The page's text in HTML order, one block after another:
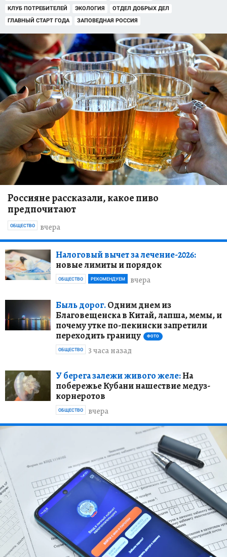
КЛУБ ПОТРЕБИТЕЛЕЙ
ЭКОЛОГИЯ
ОТДЕЛ ДОБРЫХ ДЕЛ
ГЛАВНЫЙ СТАРТ ГОДА
ЗАПОВЕДНАЯ РОССИЯ
Россияне рассказали, какое пиво
предпочитают
вчера
ОБЩЕСТВО
Налоговый вычет за лечение-2026:
новые лимиты и порядок
вчера
ОБЩЕСТВО РЕКОМЕНДУЕМ
Быль дорог.Одним днем из
Благовещенска в Китай, лапша, мемы, и
почему утке по-пекински запретили
переходить границу
ФОТО
3 часа назад
ОБЩЕСТВО
У берега залежи живого желе:На
побережье Кубани нашествие медуз-
корнеротов
вчера
ОБЩЕСТВО